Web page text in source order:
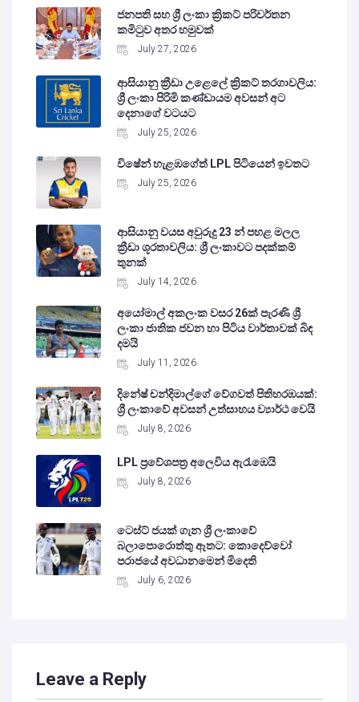
ජනපති සහ ශ්‍රී ලංකා ක්‍රිකට් පරිවර්තන
කමිටුව අතර හමුවක්
July 27, 2026
ආසියානු ක්‍රීඩා උළෙලේ ක්‍රිකට් තරගාවලිය:
ශ්‍රී ලංකා පිරිමි කණ්ඩායම අවසන් අට
දෙනාගේ වටයට
July 25, 2026
විෂේන් හැළඹගේත් LPL පිටියෙන් ඉවතට
July 25, 2026
ආසියානු වයස අවුරුදු 23 න් පහළ මලල
ක්‍රීඩා ශූරතාවලිය: ශ්‍රී ලංකාවට පදක්කම්
තුනක්
July 14, 2026
අයෝමාල් අකලංක වසර 26ක් පැරණි ශ්‍රී
ලංකා ජාතික ජවන හා පිටිය වාර්තාවක් බිඳ
දමයි
July 11, 2026
දිනේෂ් චන්දිමාල්ගේ වේගවත් පිතිහරඹයක්:
ශ්‍රී ලංකාවේ අවසන් උත්සාහය ව්‍යාර්ථ වෙයි
July 8, 2026
LPL ප්‍රවේශපත්‍ර අලෙවිය ඇරැඹෙයි
July 8, 2026
ටෙස්ට් ජයක් ගැන ශ්‍රී ලංකාවේ
බලාපොරොත්තු ඈතට: කොදෙව්වෝ
පරාජයේ අවධානමෙන් මිදෙති
July 6, 2026
Leave a Reply